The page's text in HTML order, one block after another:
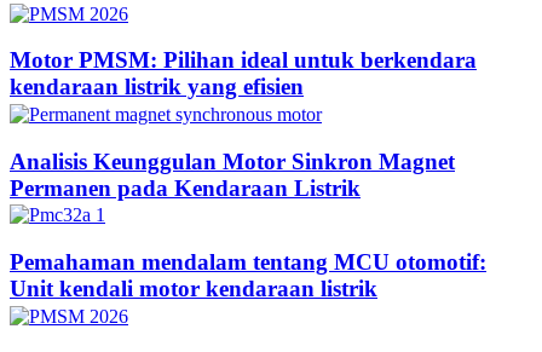
Motor PMSM: Pilihan ideal untuk berkendara
kendaraan listrik yang efisien
Analisis Keunggulan Motor Sinkron Magnet
Permanen pada Kendaraan Listrik
Pemahaman mendalam tentang MCU otomotif:
Unit kendali motor kendaraan listrik